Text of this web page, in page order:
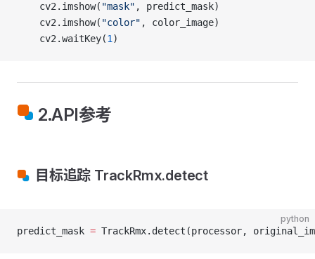
    cv2.imshow(
"mask" , predict_mask)
    cv2.imshow(
"color" , color_image)
    cv2.waitKey(
1 )
2.API参考
目标追踪 TrackRmx.detect
python
predict_mask = TrackRmx.detect(processor,